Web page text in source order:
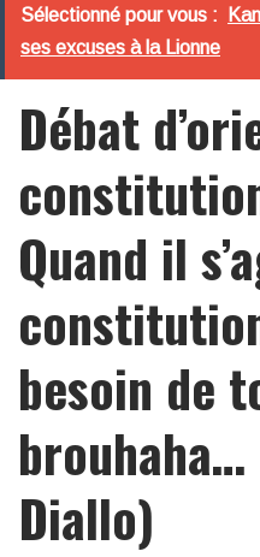
Sélectionné pour vous :
ses excuses à la Lionne
Débat
Quand il
besoin de
Diallo)